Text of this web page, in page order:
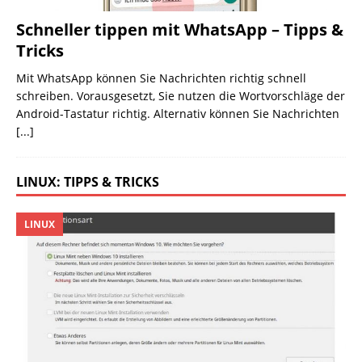
Schneller tippen mit WhatsApp – Tipps &
Tricks
Mit WhatsApp können Sie Nachrichten richtig schnell
schreiben. Vorausgesetzt, Sie nutzen die Wortvorschläge der
Android-Tastatur richtig. Alternativ können Sie Nachrichten
[...]
LINUX: TIPPS & TRICKS
LINUX